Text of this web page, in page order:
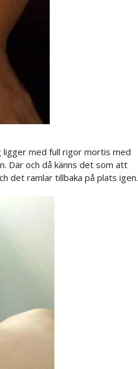
ligger med full rigor mortis med
Där och då känns det som att
det ramlar tillbaka på plats igen.